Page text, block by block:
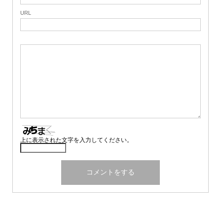
URL
上に表示された文字を入力してください。